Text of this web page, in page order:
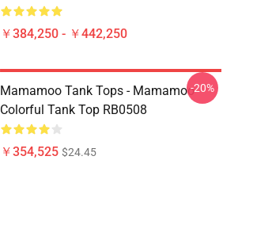
￥384,250 - ￥442,250
Mamamoo Tank Tops - Mamamoo
Colorful Tank Top RB0508
￥354,525 $24.45
-20%